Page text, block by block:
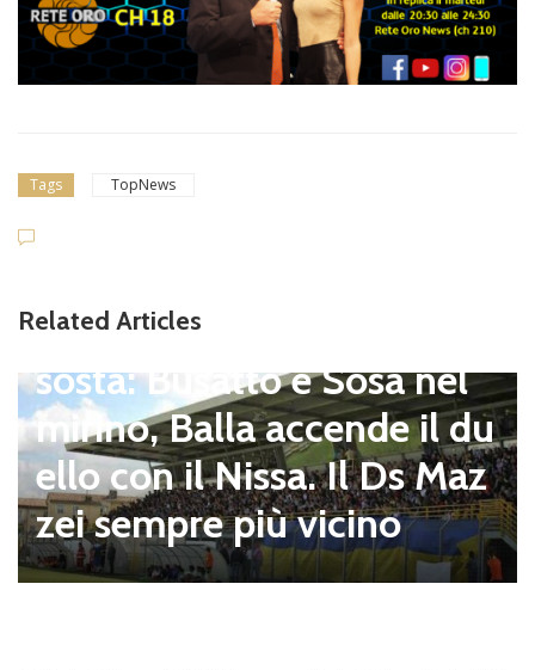
Tags TopNews
Related Articles
Dilettanti Serie D
Serie D, ufficializzati i giro
ni del campionato 2026/2
027: Flaminia nell’E e le al
tre 8 laziali nel G